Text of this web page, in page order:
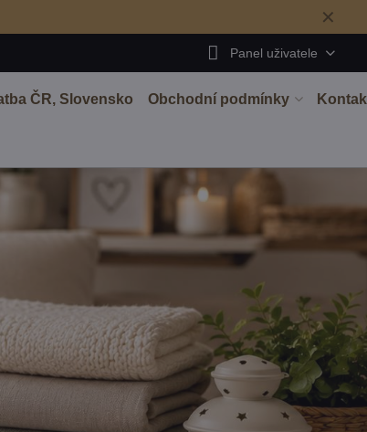
✕
Panel uživatele
ČR, Slovensko Obchodní podmínky